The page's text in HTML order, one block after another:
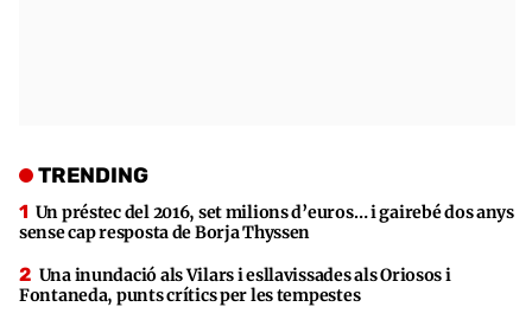
TRENDING
Un préstec del 2016, set milions d’euros… i gairebé dos anys
sense cap resposta de Borja Thyssen
Una inundació als Vilars i esllavissades als Oriosos i
Fontaneda, punts crítics per les tempestes